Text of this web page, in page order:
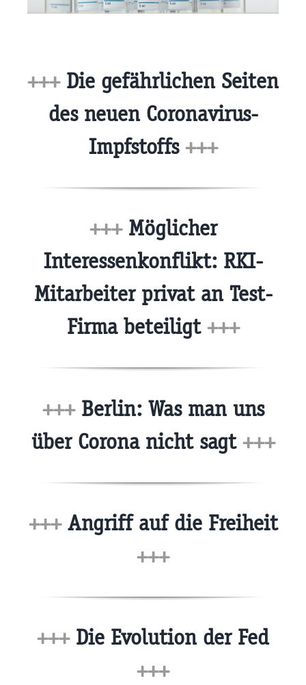
+++Die gefährlichen Seiten
des neuen Coronavirus-
Impfstoffs +++
+++Möglicher
Interessenkonflikt: RKI-
Mitarbeiter privat an Test-
Firma beteiligt +++
+++Berlin: Was man uns
über Corona nicht sagt +++
+++Angriff auf die Freiheit
+++
+++Die Evolution der Fed
+++